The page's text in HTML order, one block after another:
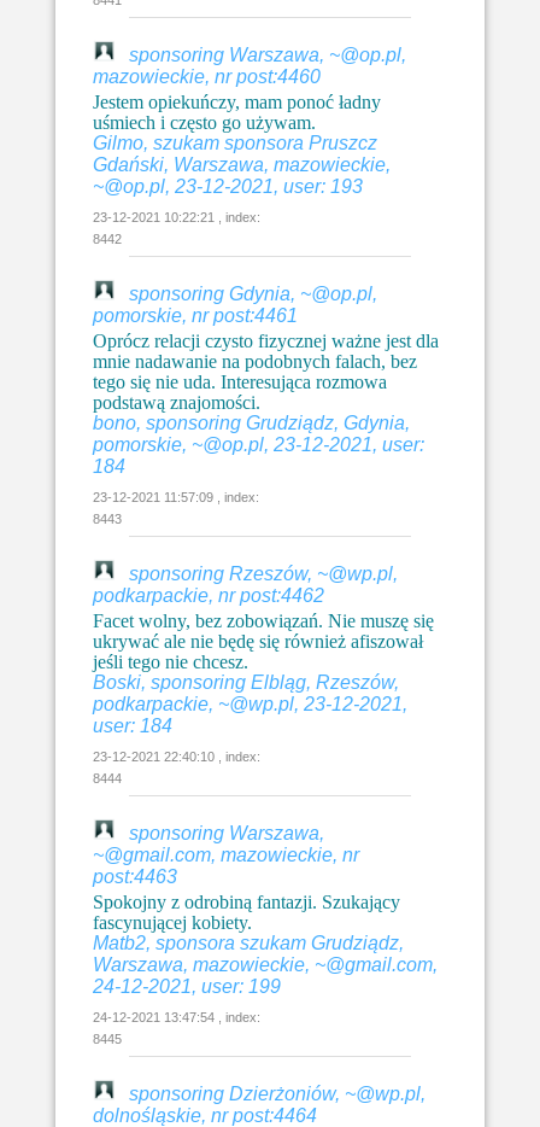
sponsoring Warszawa, ~@op.pl,
mazowieckie, nr post:4460
Jestem opiekuńczy, mam ponoć ładny
uśmiech i często go używam.
Gilmo, szukam sponsora Pruszcz
Gdański, Warszawa, mazowieckie,
~@op.pl, 23-12-2021, user: 193
23-12-2021 10:22:21 , index:
8442
sponsoring Gdynia, ~@op.pl,
pomorskie, nr post:4461
Oprócz relacji czysto fizycznej ważne jest dla
mnie nadawanie na podobnych falach, bez
tego się nie uda. Interesująca rozmowa
podstawą znajomości.
bono, sponsoring Grudziądz, Gdynia,
pomorskie, ~@op.pl, 23-12-2021, user:
184
23-12-2021 11:57:09 , index:
8443
sponsoring Rzeszów, ~@wp.pl,
podkarpackie, nr post:4462
Facet wolny, bez zobowiązań. Nie muszę się
ukrywać ale nie będę się również afiszował
jeśli tego nie chcesz.
Boski, sponsoring Elbląg, Rzeszów,
podkarpackie, ~@wp.pl, 23-12-2021,
user: 184
23-12-2021 22:40:10 , index:
8444
sponsoring Warszawa,
~@gmail.com, mazowieckie, nr
post:4463
Spokojny z odrobiną fantazji. Szukający
fascynującej kobiety.
Matb2, sponsora szukam Grudziądz,
Warszawa, mazowieckie, ~@gmail.com,
24-12-2021, user: 199
24-12-2021 13:47:54 , index:
8445
sponsoring Dzierżoniów, ~@wp.pl,
dolnośląskie, nr post:4464